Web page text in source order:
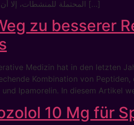
المحتملة للمنشطات، إلا أن هناك العديد […]
zu besserer
Medizin hat in den letzten
Kombination von
und Ipamorelin. In diesem Artikel
10 Mg für